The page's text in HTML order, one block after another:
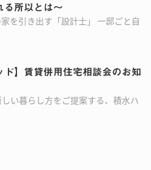
る所以とは～
を引き出す「設計士」 一邸ごと自
ド】賃貸併用住宅相談会のお知
い暮らし方をご提案する、積水ハ